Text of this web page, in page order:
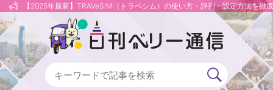
【2025年最新】TRAVeSIM（トラベシム）の使い方・評判・設定方法を徹